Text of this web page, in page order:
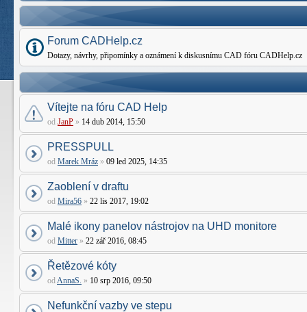
Forum CADHelp.cz
Dotazy, návrhy, připomínky a oznámení k diskusnímu CAD fóru CADHelp.cz
Vítejte na fóru CAD Help
od JanP » 14 dub 2014, 15:50
PRESSPULL
od Marek Mráz » 09 led 2025, 14:35
Zaoblení v draftu
od Mira56 » 22 lis 2017, 19:02
Malé ikony panelov nástrojov na UHD monitore
od Mitter » 22 zář 2016, 08:45
Řetězové kóty
odAnnaS. » 10 srp 2016, 09:50
Nefunkční vazby ve stepu